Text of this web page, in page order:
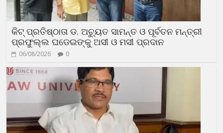
କିଟ୍ ପ୍ରତିଷ୍ଠାତା ଡ. ଅଚ୍ୟୁତ ସାମନ୍ତ ଓ ପୂର୍ବତନ ମନ୍ତ୍ରୀ
ପ୍ରଫୁଲ୍ଲ ଘଡେଇଙ୍କୁ ଅସୀ ଓ ମସୀ ପ୍ରଦାନ
06/08/2026 0